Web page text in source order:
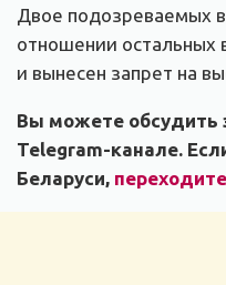
Двое подозреваемых
отношении остальных
и вынесен запрет на
Вы можете обсудить
Telegram-канале.
Беларуси, переходите